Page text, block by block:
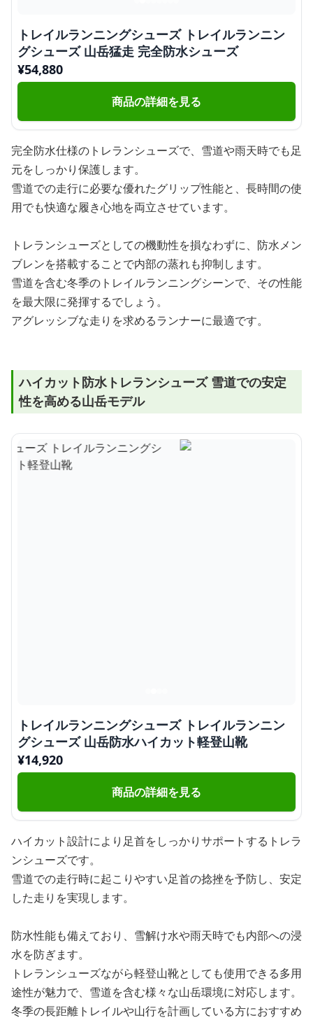
トレイルランニングシューズ トレイルランニン
グシューズ 山岳猛走 完全防水シューズ
¥54,880
商品の詳細を見る
完全防水仕様のトレランシューズで、雪道や雨天時でも足
元をしっかり保護します。
雪道での走行に必要な優れたグリップ性能と、長時間の使
用でも快適な履き心地を両立させています。
トレランシューズとしての機動性を損なわずに、防水メン
ブレンを搭載することで内部の蒸れも抑制します。
雪道を含む冬季のトレイルランニングシーンで、その性能
を最大限に発揮するでしょう。
アグレッシブな走りを求めるランナーに最適です。
ハイカット防水トレランシューズ 雪道での安定
性を高める山岳モデル
トレイルランニングシューズ トレイルランニン
グシューズ 山岳防水ハイカット軽登山靴
¥14,920
商品の詳細を見る
ハイカット設計により足首をしっかりサポートするトレラ
ンシューズです。
雪道での走行時に起こりやすい足首の捻挫を予防し、安定
した走りを実現します。
防水性能も備えており、雪解け水や雨天時でも内部への浸
水を防ぎます。
トレランシューズながら軽登山靴としても使用できる多用
途性が魅力で、雪道を含む様々な山岳環境に対応します。
冬季の長距離トレイルや山行を計画している方におすすめ